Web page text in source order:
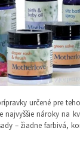
určené pre
nároky na
– žiadne farbivá,